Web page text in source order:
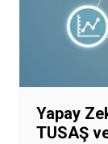
Yapay
TUSAŞ